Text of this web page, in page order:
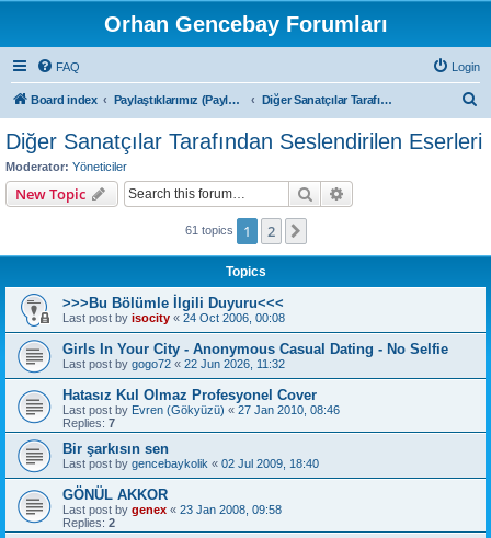
Orhan Gencebay Forumları
FAQ Login
Board index Paylaştıklarımız (Paylaşım Kurallarını Mutlaka Okuyunuz) Diğer Sanatçılar Tarafından Seslendirilen Eserleri
a
Diğer Sanatçılar Tarafından Seslendirilen Eserleri
Moderator: Yöneticiler
New Topic Search
61 topics 1 2
Topics
>>>Bu Bölümle İlgili Duyuru<<<
Last post by isocity « 24 Oct 2006, 00:08
Girls In Your City - Anonymous Casual Dating - No Selfie
Last post by gogo72 « 22 Jun 2026, 11:32
Hatasız Kul Olmaz Profesyonel Cover
Last post by Evren (Gökyüzü) « 27 Jan 2010, 08:46
Replies: 7
Bir şarkısın sen
Last post by gencebaykolik « 02 Jul 2009, 18:40
GÖNÜL AKKOR
Last post by genex « 23 Jan 2008, 09:58
Replies: 2